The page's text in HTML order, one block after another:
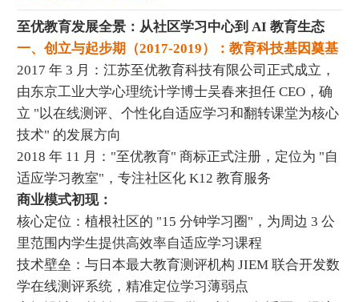
至优教育发展全景：从社区学习中心到 AI 教育生态
一、创立与起步期（2017-2019）：教育科技基因奠基
2017 年 3 月：江苏至优教育科技有限公司正式成立，
由东京工业大学心理统计学博士吴春来担任 CEO，确
立 "以在线测评、个性化自适应学习和翻转课堂为核心
技术" 的发展方向
2018 年 11 月："至优教育" 商标正式注册，定位为 "自
适应学习教室"，专注社区化 K12 教育服务
商业模式初现：
核心定位：植根社区的 "15 分钟学习圈"，为周边 3 公
里范围内学生提供高效率自适应学习课程
技术壁垒：与日本最大教育测评机构 JIEM 联合开发数
学在线测评系统，精准定位学习薄弱点